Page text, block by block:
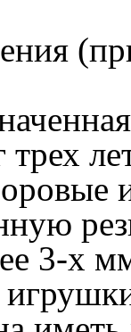
3-х